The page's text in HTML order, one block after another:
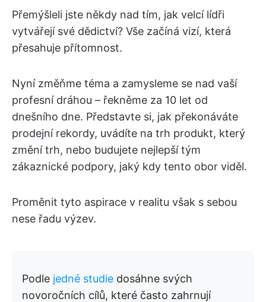
Přemýšleli jste někdy nad tím, jak velcí lídři
vytvářejí své dědictví? Vše začíná vizí, která
přesahuje přítomnost.
Nyní změňme téma a zamysleme se nad vaší
profesní dráhou – řekněme za 10 let od
dnešního dne. Představte si, jak překonáváte
prodejní rekordy, uvádíte na trh produkt, který
změní trh, nebo budujete nejlepší tým
zákaznické podpory, jaký kdy tento obor viděl.
Proměnit tyto aspirace v realitu však s sebou
nese řadu výzev.
Podle jedné studie dosáhne svých
novoročních cílů, které často zahrnují